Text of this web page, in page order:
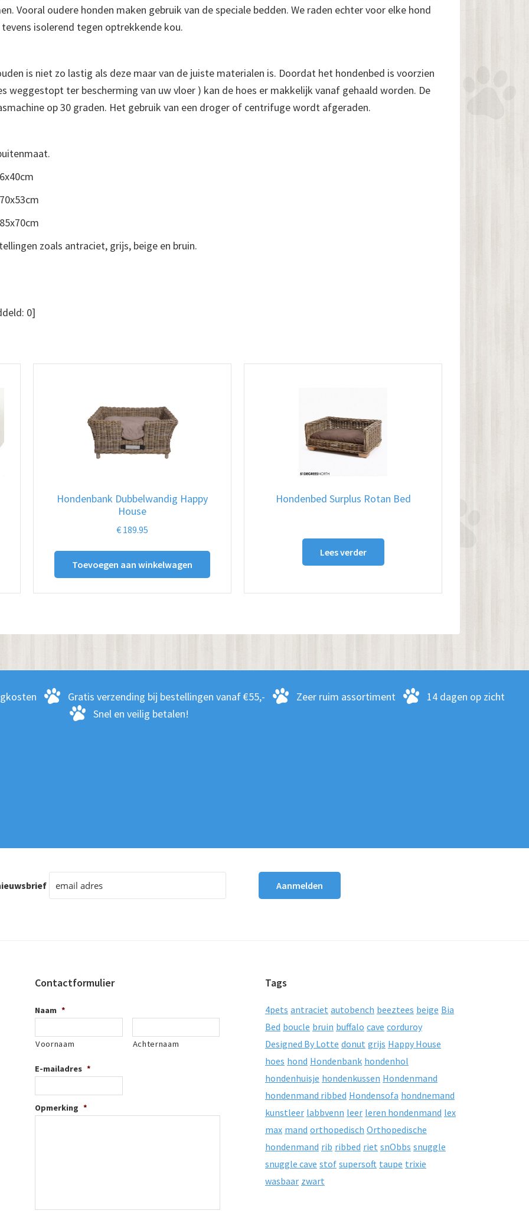
Vooral oudere honden maken gebruik van de speciale bedden. We raden echter voor elke hond
isolerend tegen optrekkende kou.
is niet zo lastig als deze maar van de juiste materialen is. Doordat het hondenbed is voorzien
weggestopt ter bescherming van uw vloer ) kan de hoes er makkelijk vanaf gehaald worden. De
op 30 graden. Het gebruik van een droger of centrifuge wordt afgeraden.
zoals antraciet, grijs, beige en bruin.
0]
Hondenbank Dubbelwandig Happy
House
€ 189.95
Toevoegen aan winkelwagen
Hondenbed Surplus Rotan Bed
Lees verder
Gratis verzending bij bestellingen vanaf €55,- Zeer ruim assortiment
14 dagen op zicht
Snel en veilig betalen!
Contactformulier
Naam *
Voornaam Achternaam
E-mailadres *
Opmerking *
Tags
4pets antraciet autobench beeztees beige Bia
Bed boucle bruin buffalo cave corduroy
Designed By Lotte donut grijs Happy House
hoes hond Hondenbank hondenhol
hondenhuisje hondenkussen Hondenmand
hondenmand ribbed Hondensofa hondnemand
kunstleer labbvenn leer leren hondenmand lex
max mand orthopedisch Orthopedische
hondenmand rib ribbed riet snObbs snuggle
snuggle cave stof supersoft taupe trixie
wasbaar zwart